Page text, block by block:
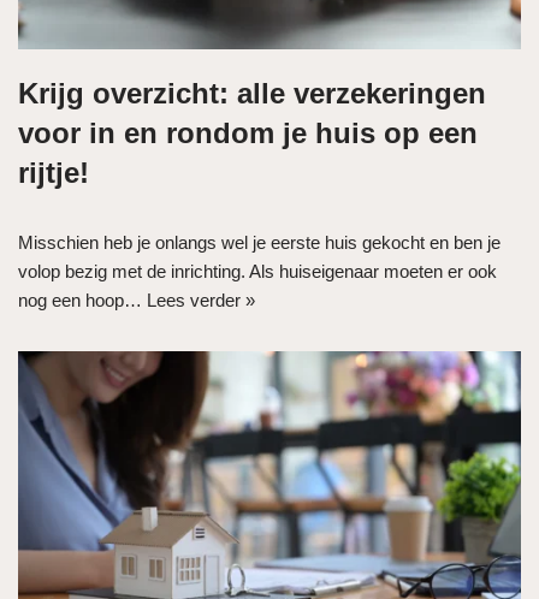
Krijg overzicht: alle verzekeringen
voor in en rondom je huis op een
rijtje!
Misschien heb je onlangs wel je eerste huis gekocht en ben je
volop bezig met de inrichting. Als huiseigenaar moeten er ook
nog een hoop… Lees verder »